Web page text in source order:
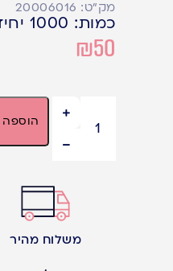
מק"ט: 20006016
כמות: 1000 יחידות
₪50
משלוח מהיר